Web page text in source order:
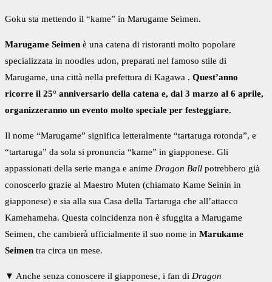
Goku sta mettendo il “kame” in Marugame Seimen.
Marugame Seimen è una catena di ristoranti molto popolare
specializzata in noodles udon, preparati nel famoso stile di
Marugame, una città nella prefettura di Kagawa . Quest’anno
ricorre il 25° anniversario della catena e, dal 3 marzo al 6 aprile,
organizzeranno un evento molto speciale per festeggiare.
Il nome “Marugame” significa letteralmente “tartaruga rotonda”, e
“tartaruga” da sola si pronuncia “kame” in giapponese. Gli
appassionati della serie manga e anime Dragon Ball potrebbero già
conoscerlo grazie al Maestro Muten (chiamato Kame Seinin in
giapponese) e sia alla sua Casa della Tartaruga che all’attacco
Kamehameha. Questa coincidenza non è sfuggita a Marugame
Seimen, che cambierà ufficialmente il suo nome in Marukame
Seimen tra circa un mese.
▼ Anche senza conoscere il giapponese, i fan di Dragon